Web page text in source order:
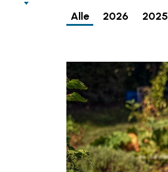
Alle 2026 2025